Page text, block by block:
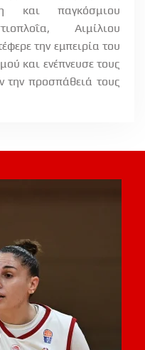
και παγκόσμιου
Αιμίλιου
την εμπειρία του
και ενέπνευσε τους
την προσπάθειά τους